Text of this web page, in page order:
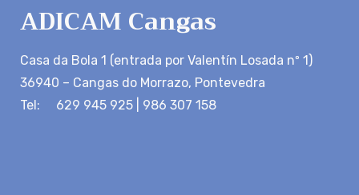
ADICAM Cangas
Casa da Bola 1 (entrada por Valentín Losada nº 1)
36940 – Cangas do Morrazo, Pontevedra
Tel: 629 945 925 | 986 307 158